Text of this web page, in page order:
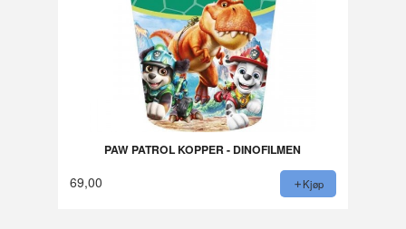
PAW PATROL KOPPER - DINOFILMEN
69,00 Kjøp